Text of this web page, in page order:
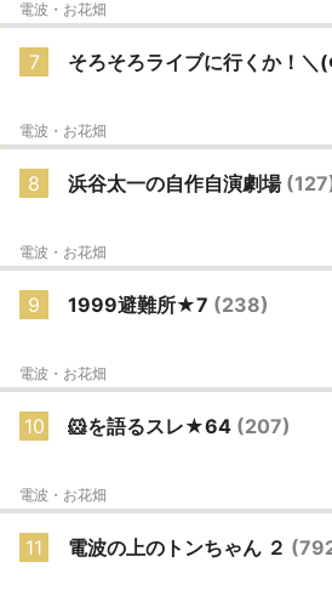
電波・お花畑
7 そろそろライブに行くか！
電波・お花畑
8 浜谷太一の自作自演劇場
電波・お花畑
9 1999避難所★7 (238)
電波・お花畑
10 🐹を語るスレ★64 (207)
電波・お花畑
11 電波の上のトンちゃん ２